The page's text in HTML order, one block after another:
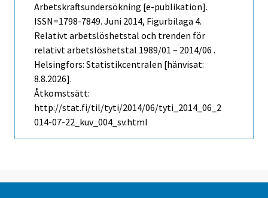
Arbetskraftsundersökning [e-publikation].
ISSN=1798-7849. Juni 2014, Figurbilaga 4.
Relativt arbetslöshetstal och trenden för
relativt arbetslöshetstal 1989/01 – 2014/06 .
Helsingfors: Statistikcentralen [hänvisat:
8.8.2026].
Åtkomstsätt:
http://stat.fi/til/tyti/2014/06/tyti_2014_06_2
014-07-22_kuv_004_sv.html